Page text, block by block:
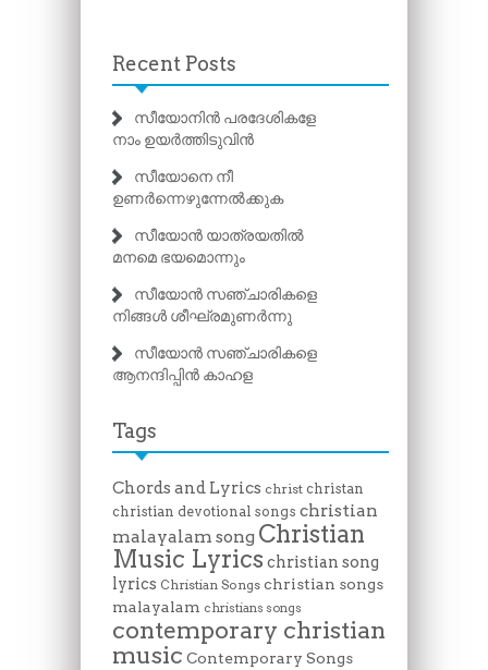
Recent Posts
സീയോനിൻ പരദേശികളേ
നാം ഉയർത്തിടുവിൻ
സീയോനെ നീ
ഉണർന്നെഴുന്നേൽക്കുക
സീയോൻ യാത്രയതിൽ
മനമെ ഭയമൊന്നും
സീയോൻ സഞ്ചാരികളെ
നിങ്ങൾ ശീഘ്രമുണർന്നു
സീയോൻ സഞ്ചാരികളെ
ആനന്ദിപ്പിൻ കാഹള
Tags
Chords and Lyrics christ christan
christian devotional songs christian
malayalam song Christian
Music Lyrics christian song
lyrics Christian Songs christian songs
malayalam christians songs
contemporary christian
music Contemporary Songs